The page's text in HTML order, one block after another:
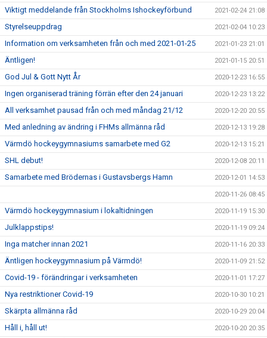
Viktigt meddelande från Stockholms Ishockeyförbund 2021-02-24 21:08
Styrelseuppdrag 2021-02-04 10:23
Information om verksamheten från och med 2021-01-25 2021-01-23 21:01
Äntligen! 2021-01-15 20:51
God Jul & Gott Nytt År 2020-12-23 16:55
Ingen organiserad träning förrän efter den 24 januari 2020-12-23 13:22
All verksamhet pausad från och med måndag 21/12 2020-12-20 20:55
Med anledning av ändring i FHMs allmänna råd 2020-12-13 19:28
Värmdö hockeygymnasiums samarbete med G2 2020-12-13 15:21
SHL debut! 2020-12-08 20:11
Samarbete med Brödernas i Gustavsbergs Hamn 2020-12-01 14:53
2020-11-26 08:45
Värmdö hockeygymnasium i lokaltidningen 2020-11-19 15:30
Julklappstips! 2020-11-19 09:24
Inga matcher innan 2021 2020-11-16 20:33
Äntligen hockeygymnasium på Värmdö! 2020-11-09 21:52
Covid-19 - förändringar i verksamheten 2020-11-01 17:27
Nya restriktioner Covid-19 2020-10-30 10:21
Skärpta allmänna råd 2020-10-29 20:04
Håll i, håll ut! 2020-10-20 20:35